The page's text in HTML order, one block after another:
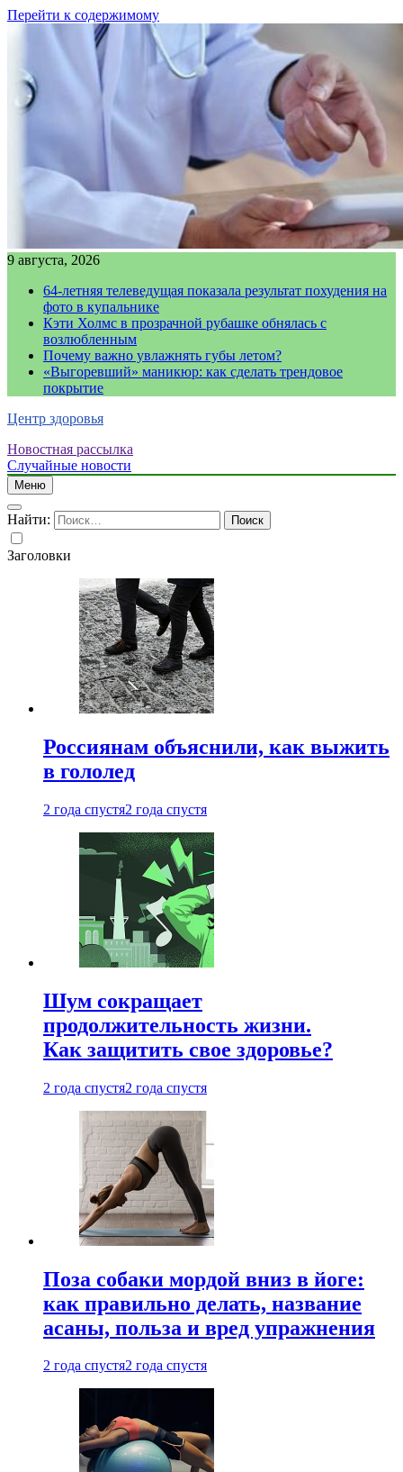
Перейти к содержимому
9 августа, 2026
64-летняя телеведущая показала результат похудения на
фото в купальнике
Кэти Холмс в прозрачной рубашке обнялась с
возлюбленным
Почему важно увлажнять губы летом?
«Выгоревший» маникюр: как сделать трендовое
покрытие
Центр здоровья
Новостная рассылка
Случайные новости
Меню
Найти:
Заголовки
Россиянам объяснили, как выжить
в гололед
2 года спустя2 года спустя
Шум сокращает
продолжительность жизни.
Как защитить свое здоровье?
2 года спустя2 года спустя
Поза собаки мордой вниз в йоге:
как правильно делать, название
асаны, польза и вред упражнения
2 года спустя2 года спустя